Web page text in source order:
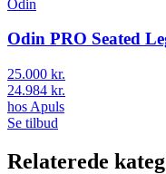
Odin
Odin PRO Seated
25.000 kr.
24.984 kr.
hos Apuls
Se tilbud
Relaterede